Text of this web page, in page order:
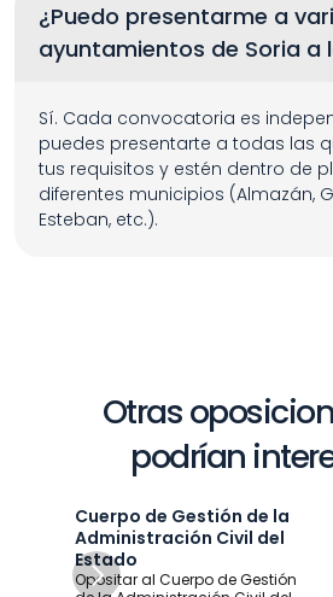
¿Puedo presentarme a
ayuntamientos de Soria a
Sí. Cada convocatoria es
puedes presentarte a todas las
tus requisitos y estén dentro de
diferentes municipios (Almazán,
Esteban, etc.).
Otras
podrían
Cuerpo de Gestión de la
Administración Civil del
Estado
Opositar al Cuerpo de Gestión